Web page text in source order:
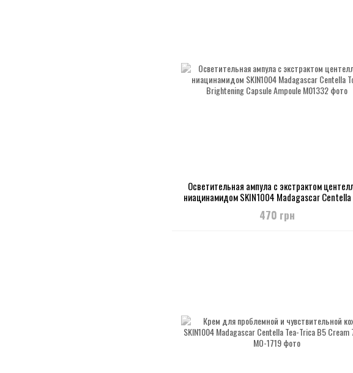
Осветительная ампула с экстрактом
ниацинамидом SKIN1004 Madagascar Centella
Brightening Capsule Ampoule
470 грн